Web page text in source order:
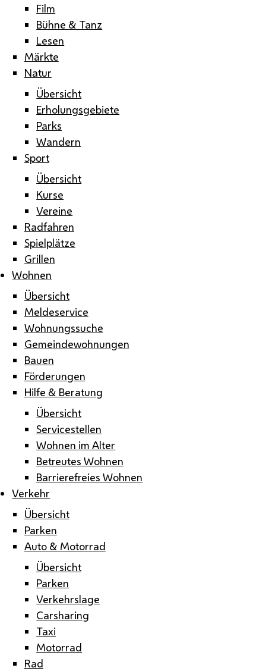
Film
Bühne & Tanz
Lesen
Märkte
Natur
Übersicht
Erholungsgebiete
Parks
Wandern
Sport
Übersicht
Kurse
Vereine
Radfahren
Spielplätze
Grillen
Wohnen
Übersicht
Meldeservice
Wohnungssuche
Gemeindewohnungen
Bauen
Förderungen
Hilfe & Beratung
Übersicht
Servicestellen
Wohnen im Alter
Betreutes Wohnen
Barrierefreies Wohnen
Verkehr
Übersicht
Parken
Auto & Motorrad
Übersicht
Parken
Verkehrslage
Carsharing
Taxi
Motorrad
Rad